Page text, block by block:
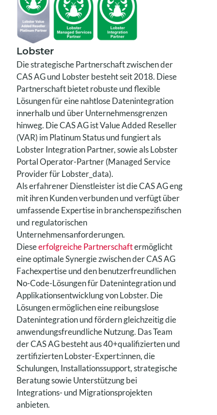
Lobster
Die strategische Partnerschaft zwischen der
CAS AG und Lobster besteht seit 2018. Diese
Partnerschaft bietet robuste und flexible
Lösungen für eine nahtlose Datenintegration
innerhalb und über Unternehmensgrenzen
hinweg. Die CAS AG ist Value Added Reseller
(VAR) im Platinum Status und fungiert als
Lobster Integration Partner, sowie als Lobster
Portal Operator-Partner (Managed Service
Provider für Lobster_data).
Als erfahrener Dienstleister ist die CAS AG eng
mit ihren Kunden verbunden und verfügt über
umfassende Expertise in branchenspezifischen
und regulatorischen
Unternehmensanforderungen.
Dieseerfolgreiche Partnerschaftermöglicht
eine optimale Synergie zwischen der CAS AG
Fachexpertise und den benutzerfreundlichen
No-Code-Lösungen für Datenintegration und
Applikationsentwicklung von Lobster. Die
Lösungen ermöglichen eine reibungslose
Datenintegration und fördern gleichzeitig die
anwendungsfreundliche Nutzung. Das Team
der CAS AG besteht aus 40+qualifizierten und
zertifizierten Lobster-Expert:innen, die
Schulungen, Installationssupport, strategische
Beratung sowie Unterstützung bei
Integrations- und Migrationsprojekten
anbieten.